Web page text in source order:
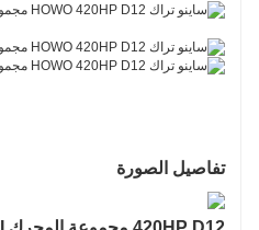
تفاصيل الصورة